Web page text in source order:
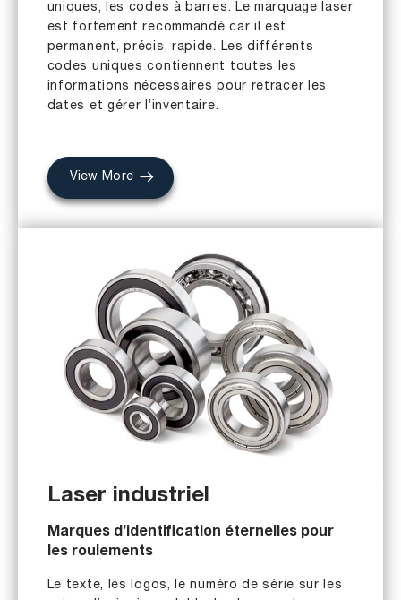
uniques, les codes à barres. Le marquage laser
est fortement recommandé car il est
permanent, précis, rapide. Les différents
codes uniques contiennent toutes les
informations nécessaires pour retracer les
dates et gérer l’inventaire.
View More
Laser industriel
Marques d’identification éternelles pour
les roulements
Le texte, les logos, le numéro de série sur les